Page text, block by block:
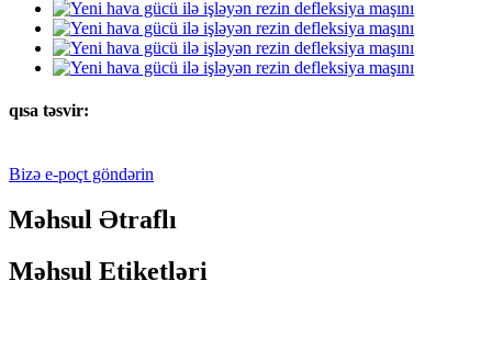
qısa təsvir:
Bizə e-poçt göndərin
Məhsul Ətraflı
Məhsul Etiketləri